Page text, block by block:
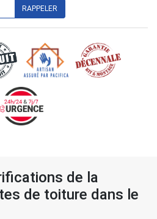
de la
de toiture dans le